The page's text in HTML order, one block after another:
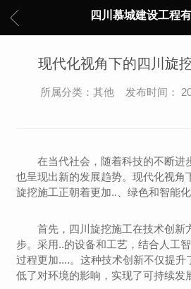
四川慕城建设工程
现代化视角下的四川旋
所属分类：其他 发布时间：
在当代社会，随着科技的不断进
也呈现出新的发展趋势。现代化视角
旋挖施工正朝着更加..、绿色和智能化
首先，四川旋挖施工在技术创新
步。采用..的设备和工艺，结合人工
过程更加....。这种技术创新不仅提升
低了对环境的影响，实现了可持续发